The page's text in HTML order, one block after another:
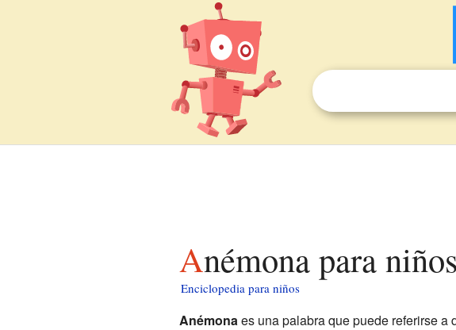
Anémona para niños
Enciclopedia para niños
Anémonaes una palabra que puede referirse a